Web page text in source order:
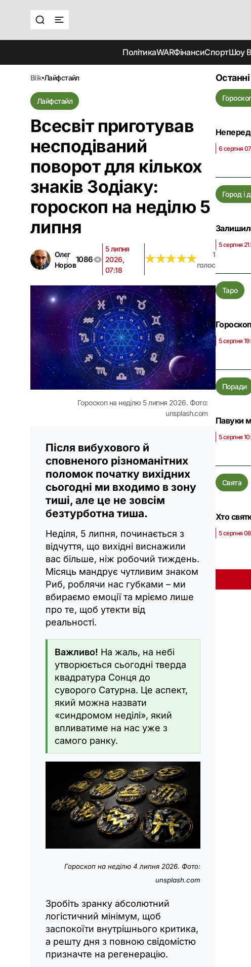
ПолітикаWARФінансиСпортШоу
blik лайфстайл
Лайфстайл
Всесвіт приготував
несподіваний
поворот для кількох
знаків Зодіаку:
гороскоп на неділю 5
липня
Олег
Норов
1086
5 липня
2026,
07:18
★★★★★
★★★★★
1
голос
Гороскоп на неділю 5 липня 2026. Фото:
unsplash.com
Після вибухового й
сповненого різноманітних
поломок початку вихідних
сьогодні ми входимо в зону
тиші, але це не зовсім
безтурботна тиша.
Неділя, 5 липня, починається з
відчуття, що вихідні виснажили
вас більше, ніж робочий тиждень.
Місяць мандрує чутливим знаком
Риб, роблячи нас губками – ми
вбираємо емоції та мріємо лише
про те, щоб утекти від
реальності.
Важливо! На жаль, на небі
утворюється сьогодні тверда
квадратура Сонця до
суворого Сатурна. Це аспект,
який можна назвати
«синдромом неділі», який
впливатиме на нас уже з
самого ранку.
Гороскоп на неділю 4 липня 2026. Фото:
unsplash.com
Зробіть зранку абсолютний
логістичний мінімум, щоб
заспокоїти внутрішнього критика,
а решту дня з повною свідомістю
призначте на регенерацію.
6 серпня
Город і
5 серпня
Таро
5 серпня
Поради
Павуки
5 серпня
Свята
Хто
5 серпня